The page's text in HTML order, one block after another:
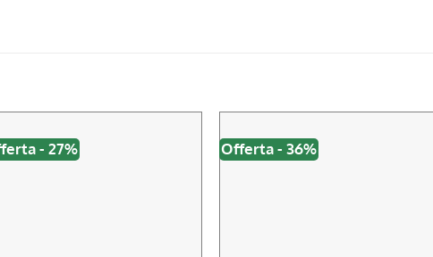
- 27% Offerta - 36%